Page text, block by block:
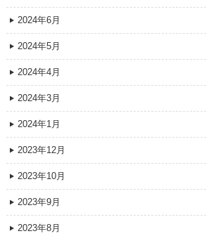
2024年6月
2024年5月
2024年4月
2024年3月
2024年1月
2023年12月
2023年10月
2023年9月
2023年8月